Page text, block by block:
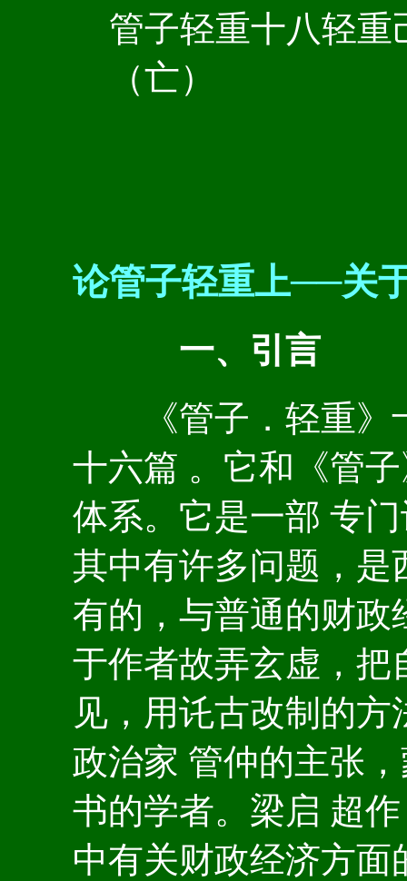
管子轻重十八轻
（亡）
论管子轻重上──关
一、引言
《管子．轻重》
十六篇 。它和《管
体系。它是一部 专
其中有许多问题，是
有的，与普通的财政
于作者故弄玄虚，把
见，用讬古改制的
政治家 管仲的主张
书的学者。梁启 超
中有关财政经济方